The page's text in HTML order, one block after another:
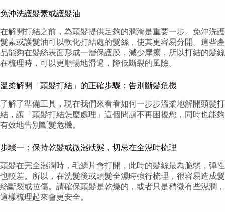
免沖洗護髮素或護髮油
在解開打結之前，為頭髮提供足夠的潤滑是重要一步。免沖洗護
髮素或護髮油可以軟化打結處的髮絲，使其更容易分開。這些產
品能夠在髮絲表面形成一層保護膜，減少摩擦，所以打結的髮絲
在梳理時，可以更順暢地滑過，降低斷裂的風險。
溫柔解開「頭髮打結」的正確步驟：告別斷髮危機
了解了準備工具，現在我們來看看如何一步步溫柔地解開頭髮打
結，讓「頭髮打結怎麼處理」這個問題不再困擾您，同時也能夠
有效地告別斷髮危機。
步驟一：保持乾髮或微濕狀態，切忌在全濕時梳理
頭髮在完全濕潤時，毛鱗片會打開，此時的髮絲最為脆弱，彈性
也較差。所以，在洗髮後或頭髮全濕時強行梳理，很容易造成髮
絲斷裂或拉傷。請確保頭髮是乾燥的，或者只是稍微有些濕潤，
這樣梳理起來會更安全。